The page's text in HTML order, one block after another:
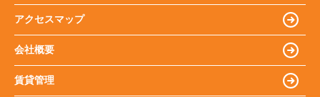
アクセスマップ
会社概要
賃貸管理